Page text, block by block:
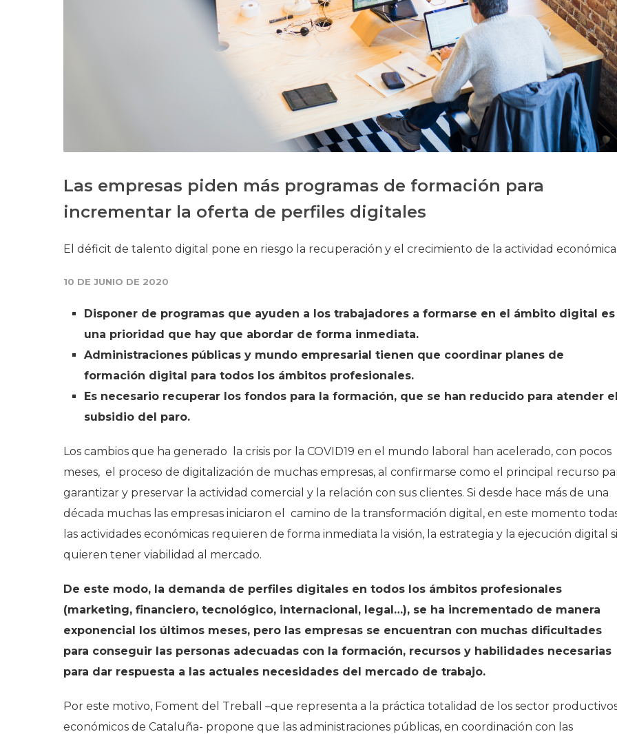
Historia
Galería de Presidentes
Biblioteca Archivo
Las empresas piden más programas de formación para
incrementar la oferta de perfiles digitales
El déficit de talento digital pone en riesgo la recuperación y el crecimiento de la actividad económica
10 DE JUNIO DE 2020
Disponer de programas que ayuden a los trabajadores a formarse en el ámbito digital es
una prioridad que hay que abordar de forma inmediata.
Administraciones públicas y mundo empresarial tienen que coordinar planes de
formación digital para todos los ámbitos profesionales.
Es necesario recuperar los fondos para la formación, que se han reducido para atender el
subsidio del paro.
Los cambios que ha generado la crisis por la COVID19 en el mundo laboral han acelerado, con pocos
meses, el proceso de digitalización de muchas empresas, al confirmarse como el principal recurso
garantizar y preservar la actividad comercial y la relación con sus clientes. Si desde hace más de una
década muchas las empresas iniciaron el camino de la transformación digital, en este momento
las actividades económicas requieren de forma inmediata la visión, la estrategia y la ejecución digital si
quieren tener viabilidad al mercado.
De este modo, la demanda de perfiles digitales en todos los ámbitos profesionales
(marketing, financiero, tecnológico, internacional, legal…), se ha incrementado de manera
exponencial los últimos meses, pero las empresas se encuentran con muchas dificultades
para conseguir las personas adecuadas con la formación, recursos y habilidades necesarias
para dar respuesta a las actuales necesidades del mercado de trabajo.
Por este motivo, Foment del Treball –que representa a la práctica totalidad de los sector
económicos de Cataluña- propone que las administraciones públicas, en coordinación con las